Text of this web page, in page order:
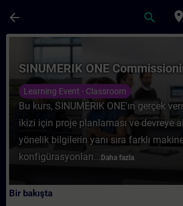
arrow_back search place
Kurs - SINUMERIK ONE
SINUMERIK ONE
Learning Event - Classroom
Bu kurs, SINUMERIK ONE'ın gerçek
ikizi için proje planlaması ve devreye
yönelik bilgilerin yanı sıra farklı
konfigürasyonları... Daha fazla
Bir bakışta